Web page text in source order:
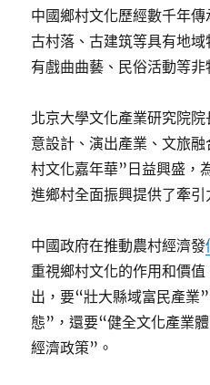
中國鄉村文化歷經數千年
古村落、古建筑等具有地
有戲曲曲藝、民俗活動等非
北京大學文化產業研究院
意設計、演出產業、文旅
村文化嘉年華”日益興盛，
進鄉村全面振興提供了牽引
中國政府在推動農村經濟發
重視鄉村文化的作用和價
出，要“壯大縣域富民產業
態”，還要“健全文化產業
經濟政策”。